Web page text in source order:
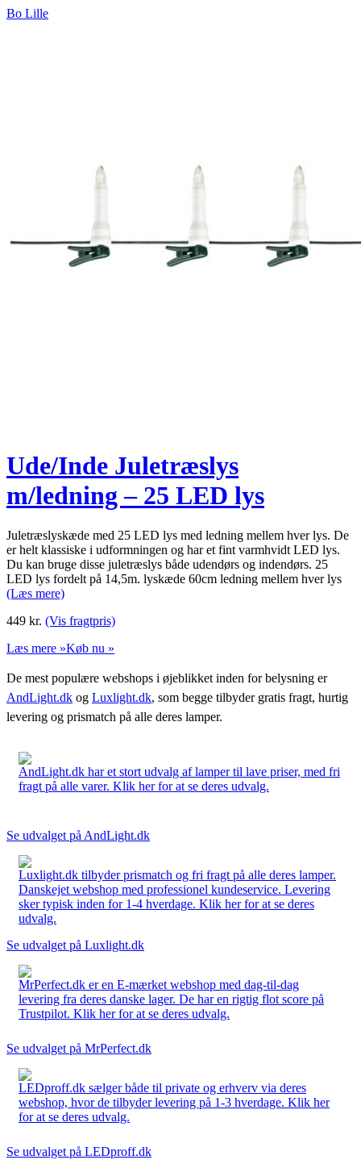
Bo Lille
Ude/Inde Juletræslys
m/ledning – 25 LED lys
Juletræslyskæde med 25 LED lys med ledning mellem hver lys. De
er helt klassiske i udformningen og har et fint varmhvidt LED lys.
Du kan bruge disse juletræslys både udendørs og indendørs. 25
LED lys fordelt på 14,5m. lyskæde 60cm ledning mellem hver lys
(Læs mere)
449 kr. (Vis fragtpris)
Læs mere »Køb nu »
De mest populære webshops i øjeblikket inden for belysning er
AndLight.dk og Luxlight.dk, som begge tilbyder gratis fragt, hurtig
levering og prismatch på alle deres lamper.
AndLight.dk har et stort udvalg af lamper til lave priser, med fri
fragt på alle varer. Klik her for at se deres udvalg.
Se udvalget på AndLight.dk
Luxlight.dk tilbyder prismatch og fri fragt på alle deres lamper.
Danskejet webshop med professionel kundeservice. Levering
sker typisk inden for 1-4 hverdage. Klik her for at se deres
udvalg.
Se udvalget på Luxlight.dk
MrPerfect.dk er en E-mærket webshop med dag-til-dag
levering fra deres danske lager. De har en rigtig flot score på
Trustpilot. Klik her for at se deres udvalg.
Se udvalget på MrPerfect.dk
LEDproff.dk sælger både til private og erhverv via deres
webshop, hvor de tilbyder levering på 1-3 hverdage. Klik her
for at se deres udvalg.
Se udvalget på LEDproff.dk